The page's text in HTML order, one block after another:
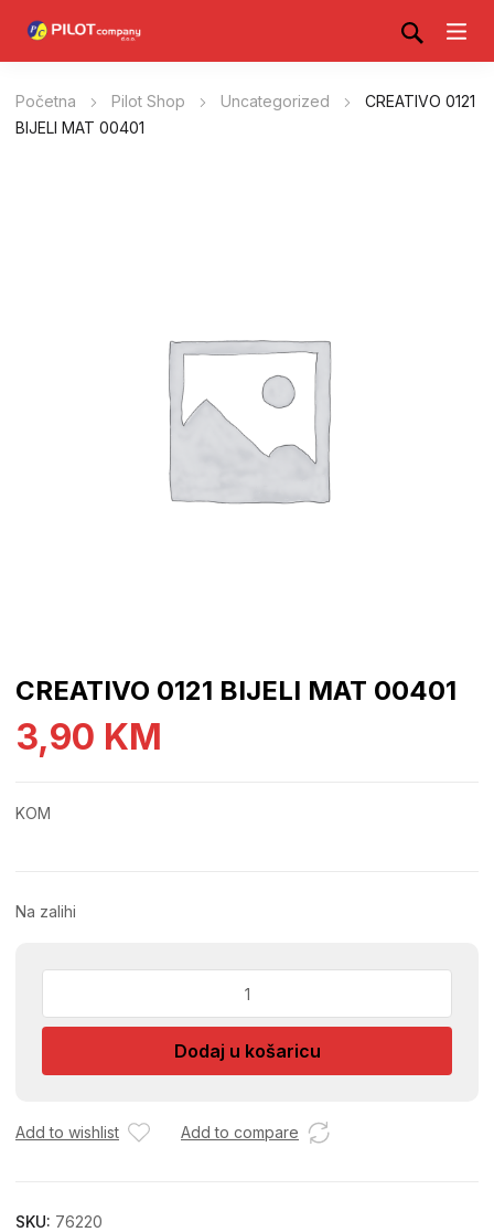
Početna Pilot Shop Uncategorized
CREATIVO 0121
BIJELI MAT 00401
CREATIVO 0121 BIJELI MAT 00401
3,90 KM
KOM
Na zalihi
BIJELI
00401
Dodaj u košaricu
Add to wishlist Add to compare
SKU: 76220